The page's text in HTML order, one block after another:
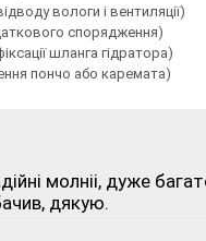
вологи і вентиляції)
спорядження)
шланга гідратора)
пончо або каремата)
молніі, дуже
дякую.